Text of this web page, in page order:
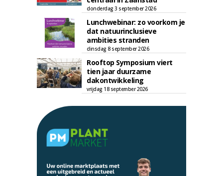
donderdag 3 september 2026
Lunchwebinar: zo voorkom je
dat natuurinclusieve
ambities stranden
dinsdag 8 september 2026
Rooftop Symposium viert
tien jaar duurzame
dakontwikkeling
vrijdag 18 september 2026